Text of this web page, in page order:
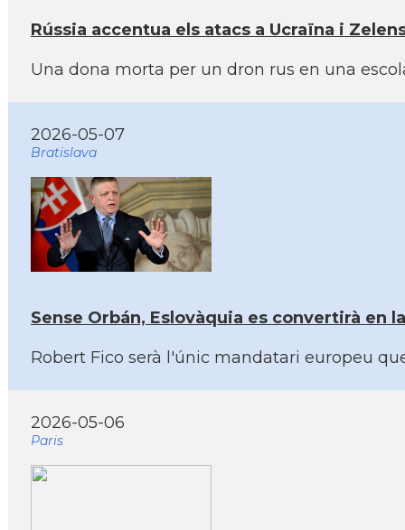
Rússia accentua els atacs a Ucraïna i
Una dona morta per un dron rus en una
2026-05-07
Bratislava
Sense Orbán, Eslovàquia es convertirà en
Robert Fico serà l'únic mandatari europeu
2026-05-06
Paris